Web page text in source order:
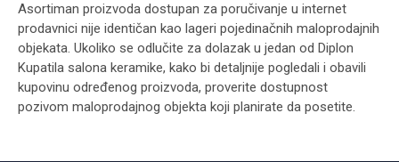
Asortiman proizvoda dostupan za poručivanje u internet
prodavnici nije identičan kao lageri pojedinačnih maloprodajnih
objekata. Ukoliko se odlučite za dolazak u jedan od Diplon
Kupatila salona keramike, kako bi detaljnije pogledali i obavili
kupovinu određenog proizvoda, proverite dostupnost
pozivom maloprodajnog objekta koji planirate da posetite.